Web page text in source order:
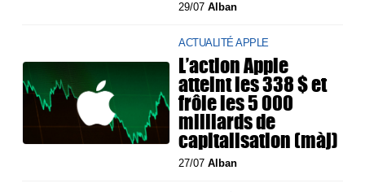
29/07Alban
ACTUALITÉ APPLE
L’action Apple
atteint les 338 $ et
frôle les 5 000
milliards de
capitalisation (màj)
27/07Alban